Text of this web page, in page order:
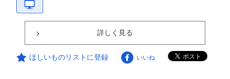
詳しく見る
ほしいものリストに登録 いいね